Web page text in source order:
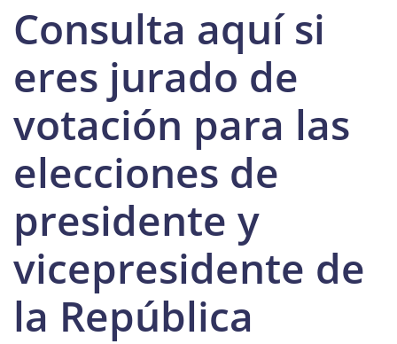
Consulta aquí si
eres jurado de
votación para las
elecciones de
presidente y
vicepresidente de
la República